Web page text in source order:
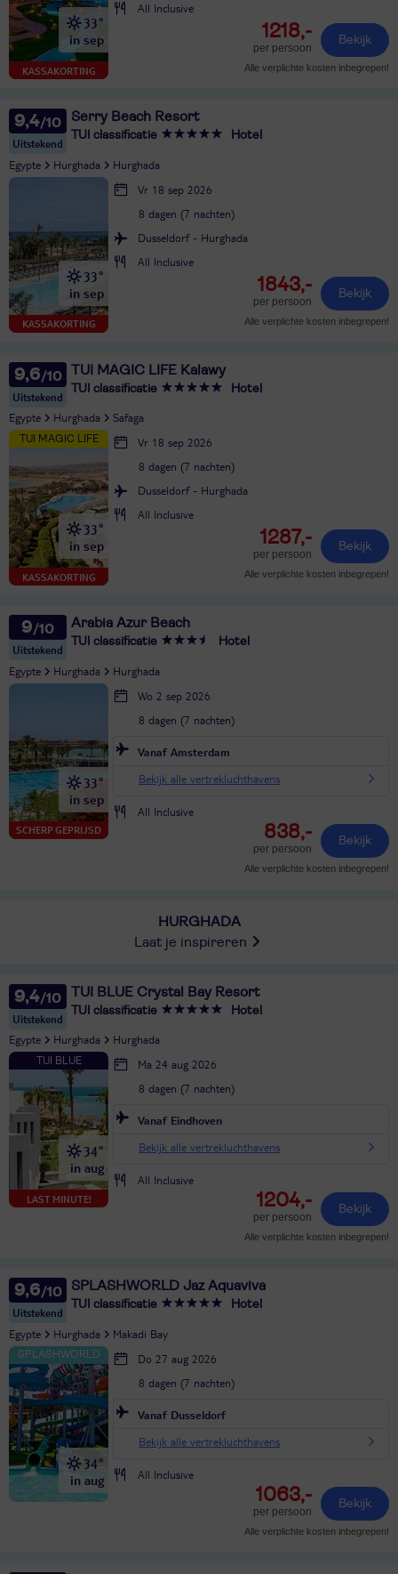
KASSAKORTING
33°
in sep
All Inclusive
1218,-
per persoon
Bekijk
Alle verplichte kosten inbegrepen!
9,4
Uitstekend
Serry Beach Resort
TUI classificatie Hotel
Egypte Hurghada Hurghada
KASSAKORTING
33°
in sep
Vr 18 sep 2026
8 dagen (7 nachten)
Dusseldorf - Hurghada
All Inclusive
1843,-
per persoon
Bekijk
Alle verplichte kosten inbegrepen!
9,6
Uitstekend
TUI MAGIC LIFE Kalawy
TUI classificatie Hotel
Egypte Hurghada Safaga
KASSAKORTING
33°
in sep
Vr 18 sep 2026
8 dagen (7 nachten)
Dusseldorf - Hurghada
All Inclusive
1287,-
per persoon
Bekijk
Alle verplichte kosten inbegrepen!
9
Uitstekend
Arabia Azur Beach
TUI classificatie Hotel
Egypte Hurghada Hurghada
SCHERP GEPRIJSD
33°
in sep
Wo 2 sep 2026
8 dagen (7 nachten)
Vanaf Amsterdam
Bekijk alle vertrekluchthavens
All Inclusive
838,-
per persoon
Bekijk
Alle verplichte kosten inbegrepen!
HURGHADA
Laat je inspireren
9,4
Uitstekend
TUI BLUE Crystal Bay Resort
TUI classificatie Hotel
Egypte Hurghada Hurghada
LAST MINUTE!
34°
in aug
Ma 24 aug 2026
8 dagen (7 nachten)
Vanaf Eindhoven
Bekijk alle vertrekluchthavens
All Inclusive
1204,-
per persoon
Bekijk
Alle verplichte kosten inbegrepen!
9,6
Uitstekend
SPLASHWORLD Jaz Aquaviva
TUI classificatie Hotel
Egypte Hurghada Makadi Bay
34°
in aug
Do 27 aug 2026
8 dagen (7 nachten)
Vanaf Dusseldorf
Bekijk alle vertrekluchthavens
All Inclusive
1063,-
per persoon
Bekijk
Alle verplichte kosten inbegrepen!